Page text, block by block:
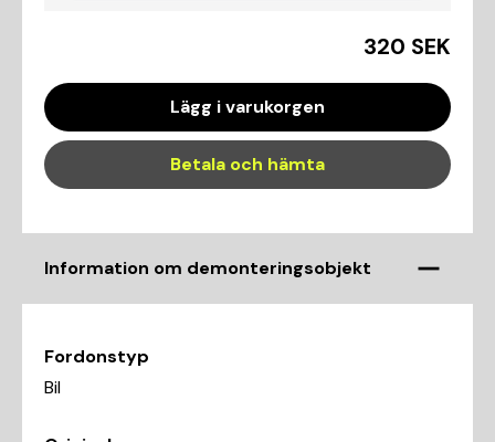
320 SEK
Lägg i varukorgen
Betala och hämta
Information om demonteringsobjekt
Fordonstyp
Bil